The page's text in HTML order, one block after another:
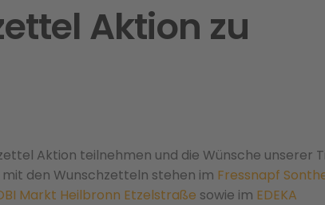
Aktion zu
Aktion teilnehmen und die Wünsche unserer
den Wunschzetteln stehen im Fressnapf
Markt Heilbronn Etzelstraße sowie im EDEKA